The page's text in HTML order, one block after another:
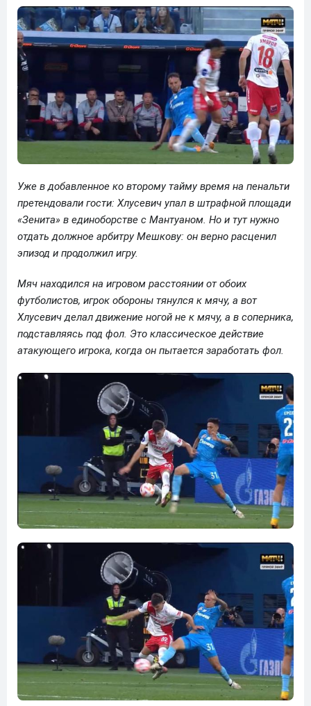
Уже в добавленное ко второму тайму время на пенальти
претендовали гости: Хлусевич упал в штрафной площади
«Зенита» в единоборстве с Мантуаном. Но и тут нужно
отдать должное арбитру Мешкову: он верно расценил
эпизод и продолжил игру.
Мяч находился на игровом расстоянии от обоих
футболистов, игрок обороны тянулся к мячу, а вот
Хлусевич делал движение ногой не к мячу, а в соперника,
подставляясь под фол. Это классическое действие
атакующего игрока, когда он пытается заработать фол.